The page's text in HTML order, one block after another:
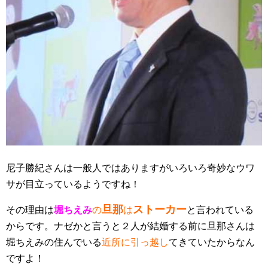
尼子勝紀さんは一般人ではありますがいろいろ奇妙なウワ
サが目立っているようですね！
その理由は堀ちえみの旦那はストーカーと言われている
からです。ナゼかと言うと２人が結婚する前に旦那さんは
堀ちえみの住んでいる近所に引っ越してきていたからなん
ですよ！